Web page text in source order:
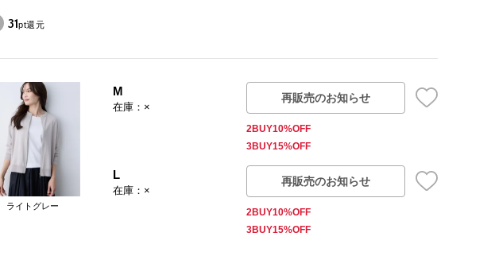
31pt還元
ライトグレー
M
在庫：×
再販売のお知らせ
2BUY10%OFF
3BUY15%OFF
L
在庫：×
再販売のお知らせ
2BUY10%OFF
3BUY15%OFF